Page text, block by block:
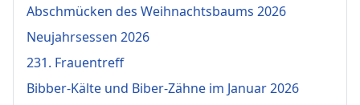
Abschmücken des Weihnachtsbaums 2026
Neujahrsessen 2026
231. Frauentreff
Bibber-Kälte und Biber-Zähne im Januar 2026